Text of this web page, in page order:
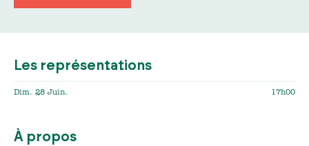
Les représentations
Dim. 28 Juin. 17h00
À propos